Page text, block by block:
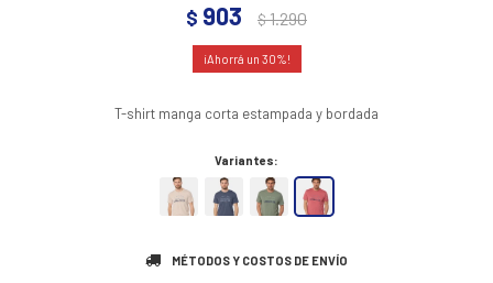
$ 903 $1.290
30
T-shirt manga corta estampada y bordada
Variantes:
MÉTODOS Y COSTOS DE ENVÍO